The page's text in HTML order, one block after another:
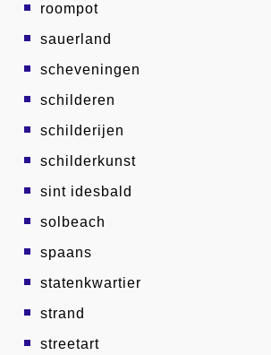
roompot
sauerland
scheveningen
schilderen
schilderijen
schilderkunst
sint idesbald
solbeach
spaans
statenkwartier
strand
streetart